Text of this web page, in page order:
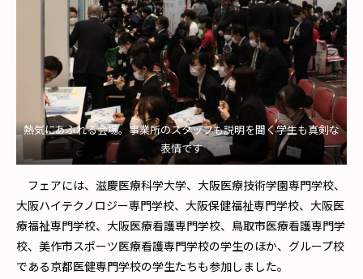
熱気にあふれる会場。事業所のスタッフも説明を聞く学生も真剣な
表情です
フェアには、滋慶医療科学大学、大阪医療技術学園専門学校、
大阪ハイテクノロジー専門学校、大阪保健福祉専門学校、大阪医
療福祉専門学校、大阪医療看護専門学校、鳥取市医療看護専門学
校、美作市スポーツ医療看護専門学校の学生のほか、グループ校
である京都医健専門学校の学生たちも参加しました。